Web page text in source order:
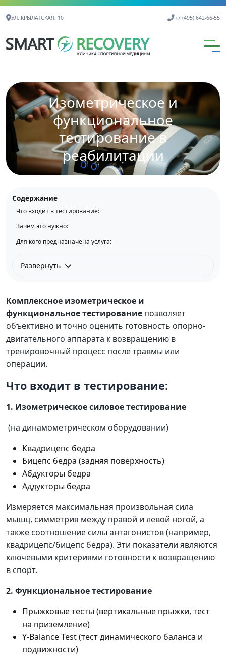
Контактная информация
УЛ. КРЫЛАТСКАЯ, 10 +7 (495) 642-66-55
Изометрическое и
функциональное
тестирование в
реабилитации
Содержание
Что входит в тестирование:
Зачем это нужно:
Для кого предназначена услуга:
Развернуть
Комплексное изометрическое и
функциональное тестирование позволяет
объективно и точно оценить готовность опорно-
двигательного аппарата к возвращению в
тренировочный процесс после травмы или
операции.
Что входит в тестирование:
1. Изометрическое силовое тестирование
(на динамометрическом оборудовании)
Квадрицепс бедра
Бицепс бедра (задняя поверхность)
Абдукторы бедра
Аддукторы бедра
Измеряется максимальная произвольная сила
мышц, симметрия между правой и левой ногой, а
также соотношение силы антагонистов (например,
квадрицепс/бицепс бедра). Эти показатели являются
ключевыми критериями готовности к возвращению
в спорт.
2. Функциональное тестирование
Прыжковые тесты (вертикальные прыжки, тест
на приземление)
Y-Balance Test (тест динамического баланса и
подвижности)